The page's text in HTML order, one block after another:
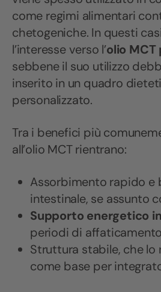
come regimi alimentari
chetogeniche. In questi
l’interesse verso l’olio
sebbene il suo utilizzo
inserito in un quadro
personalizzato.
Tra i benefici più
all’olio MCT rientrano:
Assorbimento rapido e
intestinale, se assunto
Supporto energetico
periodi di
Struttura stabile, che
come base per